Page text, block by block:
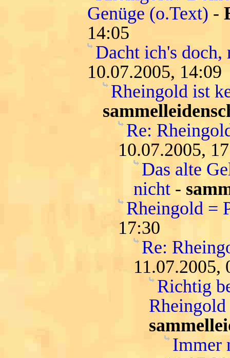
Genüge (o.Text) -
14:05
Dacht ich's
10.07.2005, 14:09
Rheingold ist
Re:
10.07.2005,
Das alte
nicht -
Rheingold =
17:30
Re:
11.07.2005,
Richtig
Rheingold
Immer